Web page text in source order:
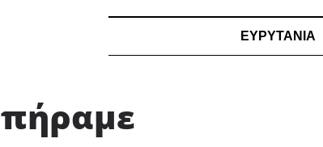
ΕΥΡΥΤΑΝΙΑ
πήραμε